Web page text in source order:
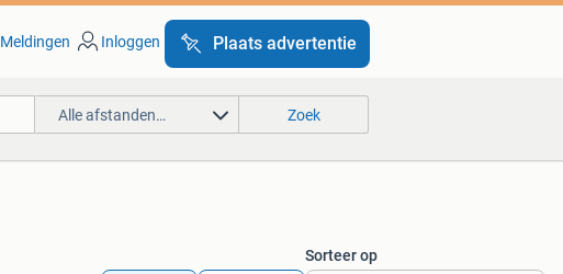
Meldingen Inloggen Plaats advertentie
Alle afstanden… Zoek
Sorteer op